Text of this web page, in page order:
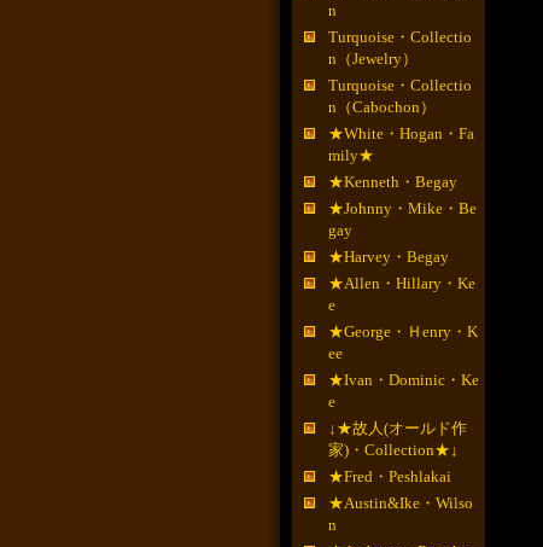
n
Turquoise・Collectio
n（Jewelry）
Turquoise・Collectio
n（Cabochon）
★White・Hogan・Fa
mily★
★Kenneth・Begay
★Johnny・Mike・Be
gay
★Harvey・Begay
★Allen・Hillary・Ke
e
★George・Ｈenry・K
ee
★Ivan・Dominic・Ke
e
↓★故人(オールド作
家)・Collection★↓
★Fred・Peshlakai
★Austin&Ike・Wilso
n